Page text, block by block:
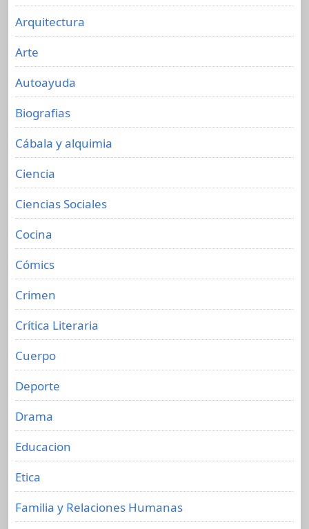
Arquitectura
Arte
Autoayuda
Biografias
Cábala y alquimia
Ciencia
Ciencias Sociales
Cocina
Cómics
Crimen
Crítica Literaria
Cuerpo
Deporte
Drama
Educacion
Etica
Familia y Relaciones Humanas